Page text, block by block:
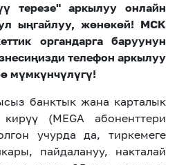
терезе" аркылуу онлайн
ыңгайлуу, жөнөкөй! МСК
органдарга баруунун
телефон аркылуу
мүмкүнчүлүгү!
банктык жана карталык
кирүү (MEGAабоненттери
учурда да, тиркемеге
пайдалануу, накталай